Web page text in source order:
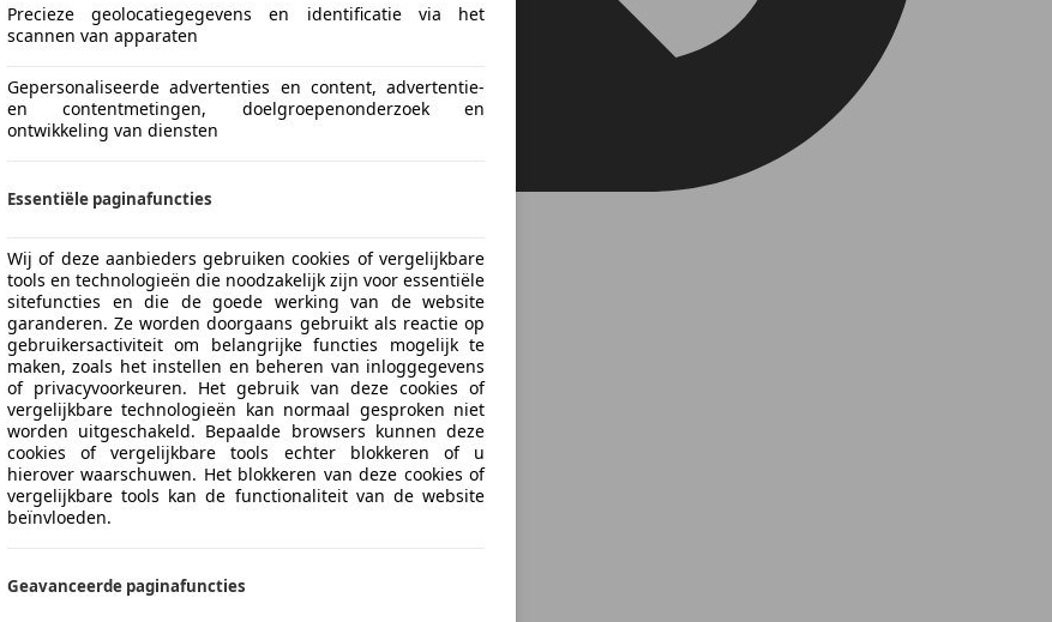
Precieze geolocatiegegevens en identificatie via het
scannen van apparaten
Gepersonaliseerde advertenties en content, advertentie-
en contentmetingen, doelgroepenonderzoek en
ontwikkeling van diensten
Essentiële paginafuncties
Wij of deze aanbieders gebruiken cookies of vergelijkbare
tools en technologieën die noodzakelijk zijn voor essentiële
sitefuncties en die de goede werking van de website
garanderen. Ze worden doorgaans gebruikt als reactie op
gebruikersactiviteit om belangrijke functies mogelijk te
maken, zoals het instellen en beheren van inloggegevens
of privacyvoorkeuren. Het gebruik van deze cookies of
vergelijkbare technologieën kan normaal gesproken niet
worden uitgeschakeld. Bepaalde browsers kunnen deze
cookies of vergelijkbare tools echter blokkeren of u
hierover waarschuwen. Het blokkeren van deze cookies of
vergelijkbare tools kan de functionaliteit van de website
beïnvloeden.
Geavanceerde paginafuncties